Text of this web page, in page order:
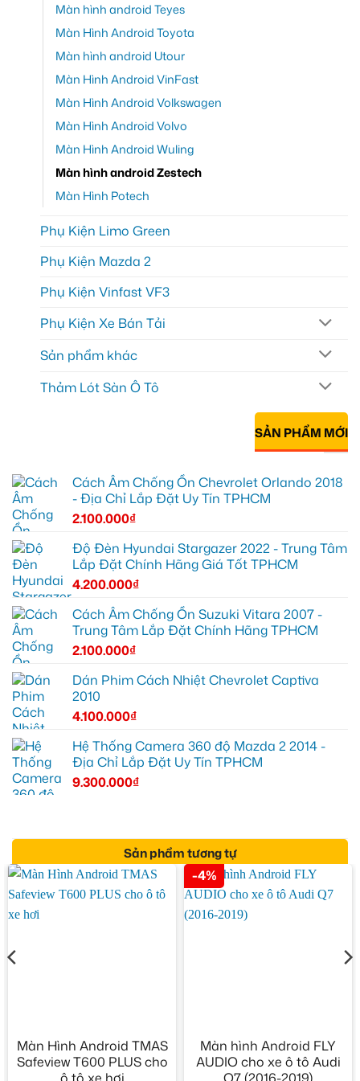
Màn hình android Teyes
Màn Hình Android Toyota
Màn hình android Utour
Màn Hình Android VinFast
Màn Hình Android Volkswagen
Màn Hình Android Volvo
Màn Hình Android Wuling
Màn hình android Zestech
Màn Hình Potech
Phụ Kiện Limo Green
Phụ Kiện Mazda 2
Phụ Kiện Vinfast VF3
Phụ Kiện Xe Bán Tải
Sản phẩm khác
Thảm Lót Sàn Ô Tô
SẢN PHẨM MỚI
Cách Âm Chống Ồn Chevrolet Orlando 2018
- Địa Chỉ Lắp Đặt Uy Tín TPHCM
2.100.000₫
Độ Đèn Hyundai Stargazer 2022 - Trung Tâm
Lắp Đặt Chính Hãng Giá Tốt TPHCM
4.200.000₫
Cách Âm Chống Ồn Suzuki Vitara 2007 -
Trung Tâm Lắp Đặt Chính Hãng TPHCM
2.100.000₫
Dán Phim Cách Nhiệt Chevrolet Captiva
2010
4.100.000₫
Hệ Thống Camera 360 độ Mazda 2 2014 -
Địa Chỉ Lắp Đặt Uy Tín TPHCM
9.300.000₫
Sản phẩm tương tự
Màn Hình Android TMAS
Safeview T600 PLUS cho
-4%
Màn hình Android FLY
AUDIO cho xe ô tô Audi